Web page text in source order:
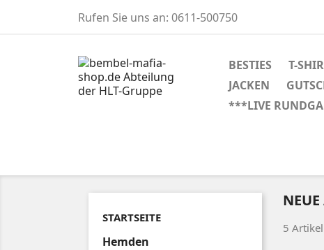
Rufen Sie uns an: 0611-500750
BESTIES T-
JACKEN
***LIVE
STARTSEITE
Hemden
5